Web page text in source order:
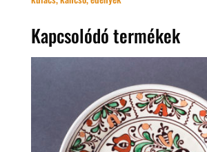
Kapcsolódó termékek